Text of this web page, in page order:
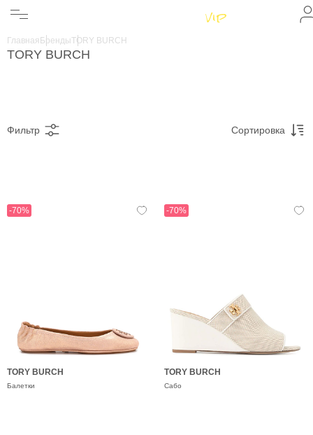
Главная БрендыTORY BURCH
TORY BURCH
Фильтр Сортировка
-70%
TORY BURCH
Балетки
-70%
TORY BURCH
Сабо